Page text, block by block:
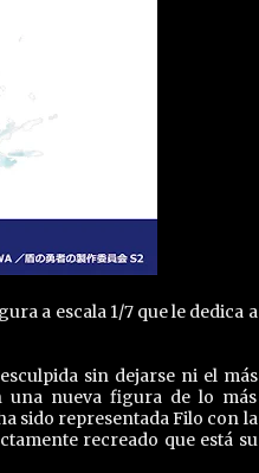
a escala 1/7 que le dedica a
sin dejarse ni el más
una nueva figura de lo más
sido representada Filo con la
recreado que está su